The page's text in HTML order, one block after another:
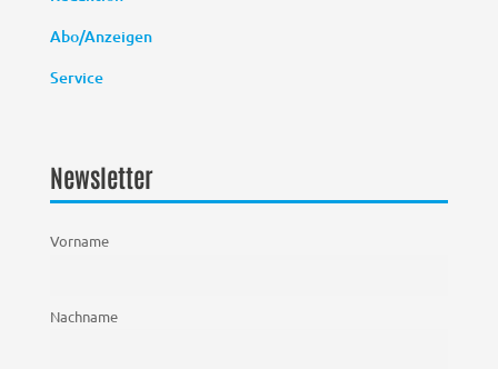
Abo/Anzeigen
Service
Newsletter
Vorname
Nachname